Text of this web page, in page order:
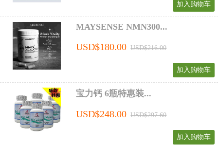
加入购物车
MAYSENSE NMN300...
USD$180.00 USD$216.00
加入购物车
宝力钙 6瓶特惠装...
USD$248.00 USD$297.60
加入购物车